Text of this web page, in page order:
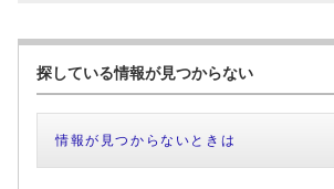
探している情報が見つからない
情報が見つからないときは